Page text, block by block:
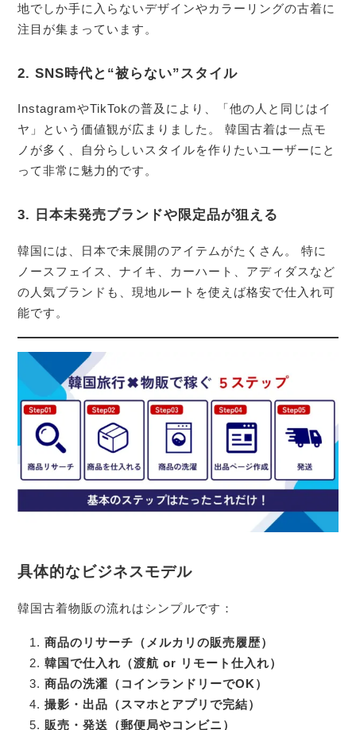
地でしか手に入らないデザインやカラーリングの古着に
注目が集まっています。
2. SNS時代と“被らない”スタイル
InstagramやTikTokの普及により、「他の人と同じはイ
ヤ」という価値観が広まりました。 韓国古着は一点モ
ノが多く、自分らしいスタイルを作りたいユーザーにと
って非常に魅力的です。
3. 日本未発売ブランドや限定品が狙える
韓国には、日本で未展開のアイテムがたくさん。 特に
ノースフェイス、ナイキ、カーハート、アディダスなど
の人気ブランドも、現地ルートを使えば格安で仕入れ可
能です。
具体的なビジネスモデル
韓国古着物販の流れはシンプルです：
商品のリサーチ（メルカリの販売履歴）
韓国で仕入れ（渡航 or リモート仕入れ）
商品の洗濯（コインランドリーでOK）
撮影・出品（スマホとアプリで完結）
販売・発送（郵便局やコンビニ）